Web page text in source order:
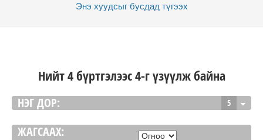
Энэ хуудсыг бусдад түгээх
Нийт 4 бүртгэлээс 4-г үзүүлж байна
НЭГ ДОР: 5
ЖАГСААХ: